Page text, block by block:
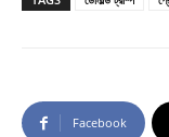
Facebook